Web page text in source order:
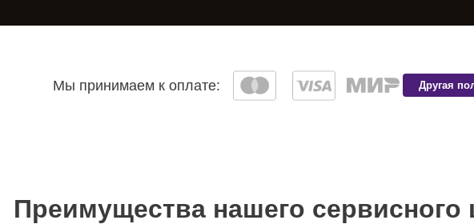
Мы принимаем к оплате: Другая
Преимущества нашего сервисного